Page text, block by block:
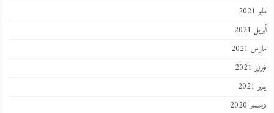
مايو 2021
أبريل 2021
مارس 2021
فبراير 2021
يناير 2021
ديسمبر 2020